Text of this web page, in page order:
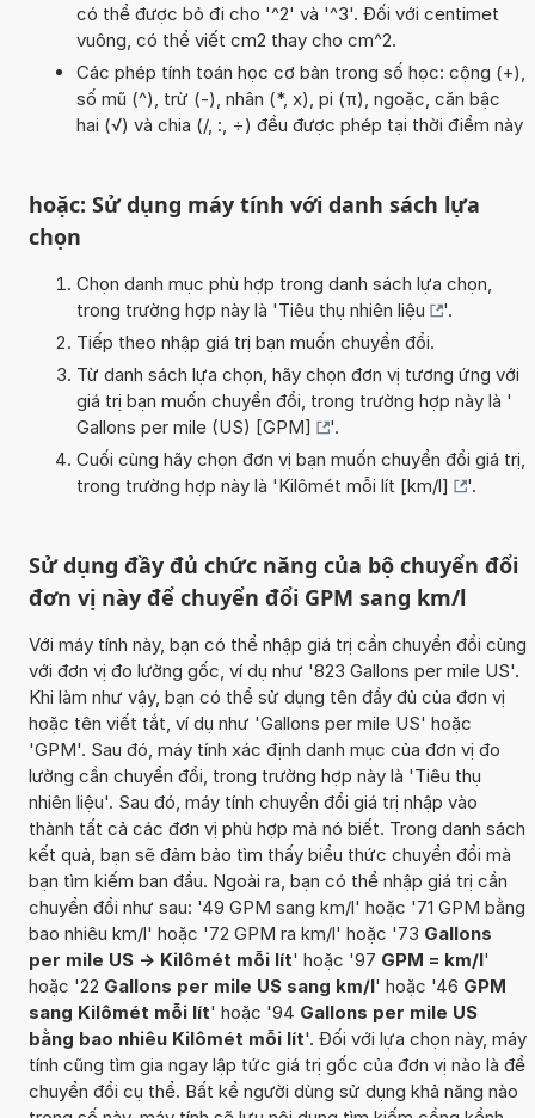
có thể được bỏ đi cho '^2' và '^3'. Đối với centimet
vuông, có thể viết cm2 thay cho cm^2.
Các phép tính toán học cơ bản trong số học: cộng (+),
số mũ (^), trừ (-), nhân (*, x), pi (π), ngoặc, căn bậc
hai (√) và chia (/, :, ÷) đều được phép tại thời điểm này
hoặc: Sử dụng máy tính với danh sách lựa
chọn
Chọn danh mục phù hợp trong danh sách lựa chọn,
trong trường hợp này là 'Tiêu thụ nhiên liệu
'.
Tiếp theo nhập giá trị bạn muốn chuyển đổi.
Từ danh sách lựa chọn, hãy chọn đơn vị tương ứng với
giá trị bạn muốn chuyển đổi, trong trường hợp này là '
Gallons per mile (US) [GPM]
'.
Cuối cùng hãy chọn đơn vị bạn muốn chuyển đổi giá trị,
trong trường hợp này là 'Kilômét mỗi lít [km/l] '.
Sử dụng đầy đủ chức năng của bộ chuyển đổi
đơn vị này để chuyển đổi GPM sang km/l
Với máy tính này, bạn có thể nhập giá trị cần chuyển đổi cùng
với đơn vị đo lường gốc, ví dụ như '823 Gallons per mile US'.
Khi làm như vậy, bạn có thể sử dụng tên đầy đủ của đơn vị
hoặc tên viết tắt, ví dụ như 'Gallons per mile US' hoặc
'GPM'. Sau đó, máy tính xác định danh mục của đơn vị đo
lường cần chuyển đổi, trong trường hợp này là 'Tiêu thụ
nhiên liệu'. Sau đó, máy tính chuyển đổi giá trị nhập vào
thành tất cả các đơn vị phù hợp mà nó biết. Trong danh sách
kết quả, bạn sẽ đảm bảo tìm thấy biểu thức chuyển đổi mà
bạn tìm kiếm ban đầu. Ngoài ra, bạn có thể nhập giá trị cần
chuyển đổi như sau: '49 GPM sang km/l' hoặc '71 GPM bằng
bao nhiêu km/l' hoặc '72 GPM ra km/l' hoặc '73 Gallons
per mile US -> Kilômét mỗi lít' hoặc '97 GPM = km/l'
hoặc '22 Gallons per mile US sang km/l' hoặc '46 GPM
sang Kilômét mỗi lít' hoặc '94 Gallons per mile US
bằng bao nhiêu Kilômét mỗi lít'. Đối với lựa chọn này, máy
tính cũng tìm gia ngay lập tức giá trị gốc của đơn vị nào là để
chuyển đổi cụ thể. Bất kể người dùng sử dụng khả năng nào